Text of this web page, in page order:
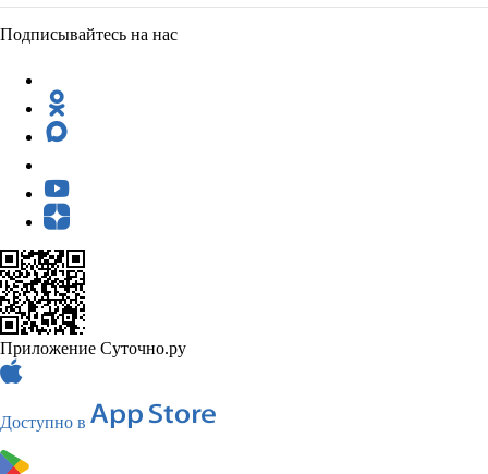
Подписывайтесь на нас
Приложение Суточно.ру
Доступно в